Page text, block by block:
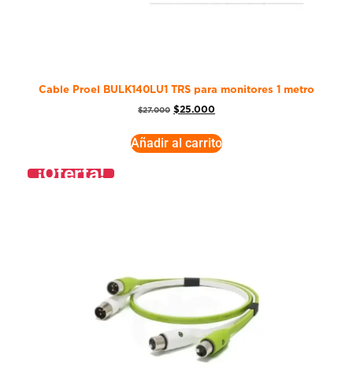
Cable Proel BULK140LU1 TRS para monitores 1 metro
$27.000 $25.000
Añadir al carrito
¡Oferta!